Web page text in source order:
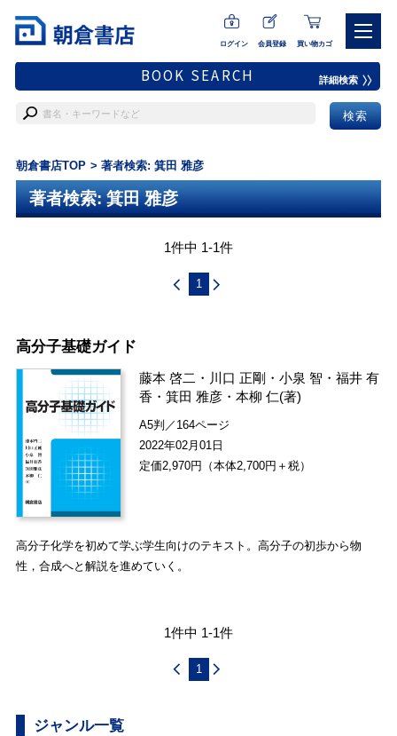
ログイン 会員登録 買い物カゴ
BOOK SEARCH 詳細検索
朝倉書店TOP 著者検索: 箕田 雅彦
著者検索: 箕田 雅彦
1件中 1-1件
1
高分子基礎ガイド
藤本 啓二 ・ 川口 正剛 ・小泉 智 ・福井 有
香 ・箕田 雅彦 ・本柳 仁(著)
A5判／164ページ
2022年02月01日
定価2,970円（本体2,700円＋税）
高分子化学を初めて学ぶ学生向けのテキスト。高分子の初歩から物
性，合成へと解説を進めていく。
1件中 1-1件
1
ジャンル一覧